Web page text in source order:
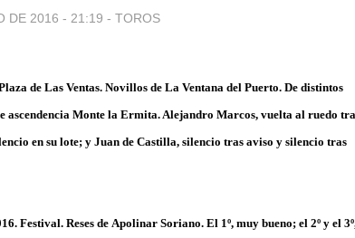
DE 2016 - 21:19 - TOROS
de Las Ventas. Novillos de La Ventana del Puerto. De distintos
ascendencia Monte la Ermita. Alejandro Marcos, vuelta al ruedo
en su lote; y Juan de Castilla, silencio tras aviso y silencio tras
Festival. Reses de Apolinar Soriano. El 1º, muy bueno; el 2º y el